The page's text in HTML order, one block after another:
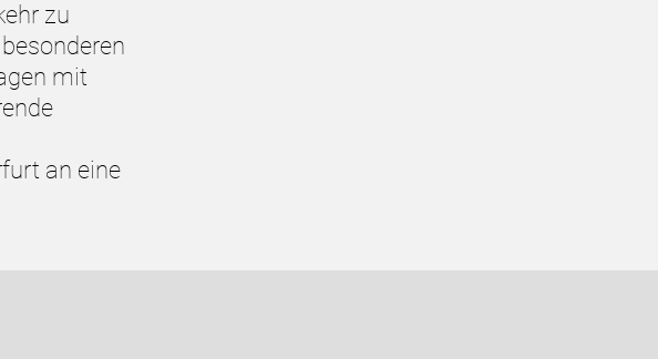
zu
mit
an eine